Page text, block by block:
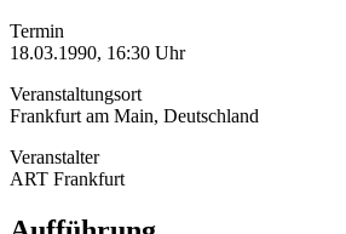
Termin
18.03.1990, 16:30 Uhr
Veranstaltungsort
Frankfurt am Main, Deutschland
Veranstalter
ART Frankfurt